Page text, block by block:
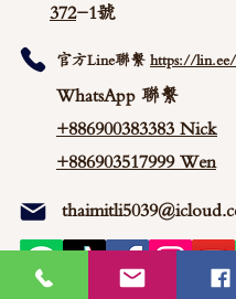
372-1號
官方Line聯繫 https://
WhatsApp 聯繫
+886900383383 Nick
+886903517999 Wen